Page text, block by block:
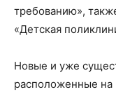
требованию»,
«Детская
Новые и уже
расположенные